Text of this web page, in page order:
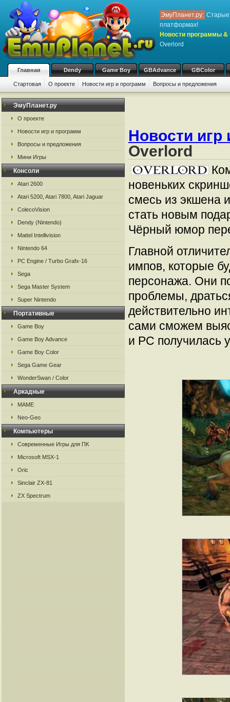
ЭмуПланет.ру: Старые
платформах!
Новости программы &
Overlord
Главная Dendy Game Boy GBAdvance GBColor
Стартовая О проекте Новости игр и программ Вопросы и предложения
ЭмуПланет.ру
О проекте
Новости игр и программ
Вопросы и предложения
Мини Игры
Консоли
Atari 2600
Atari 5200, Atari 7800, Atari Jaguar
ColecoVision
Dendy (Nintendo)
Mattel Intellivision
Nintendo 64
PC Engine / Turbo Grafx-16
Sega
Sega Master System
Super Nintendo
Портативные
Game Boy
Game Boy Advance
Game Boy Color
Sega Game Gear
WonderSwan / Color
Аркадные
MAME
Neo-Geo
Компьютеры
Современные Игры для ПК
Microsoft MSX-1
Oric
Sinclair ZX-81
ZX Spectrum
Новости игр
Overlord
новеньких
смесь из экшена
стать новым
Чёрный юмор
Главной
импов, которые
персонажа. Они
проблемы,
действительно
сами сможем
и PC получилась